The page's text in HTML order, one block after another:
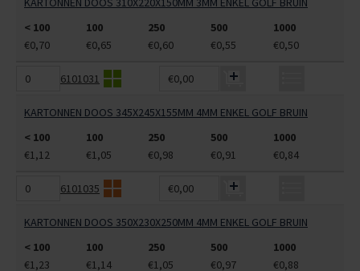
< 100
100 250 500
1000
€0,70
€0,65 €0,60 €0,55 €0,50
6101031 €0,00
KARTONNEN DOOS 345X245X155MM 4MM ENKEL GOLF BRUIN
< 100
100 250 500
1000
€1,12
€1,05 €0,98 €0,91 €0,84
6101035 €0,00
KARTONNEN DOOS 350X230X250MM 4MM ENKEL GOLF BRUIN
< 100
100 250 500
1000
€1,23
€1,14 €1,05 €0,97 €0,88